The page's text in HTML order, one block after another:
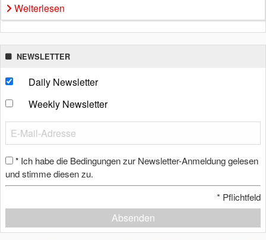
Weiterlesen
NEWSLETTER
Daily Newsletter
Weekly Newsletter
* Ich habe die Bedingungen zur Newsletter-Anmeldung gelesen
und stimme diesen zu.
* Pflichtfeld
Absenden